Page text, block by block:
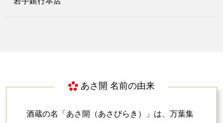
あさ開 名前の由来
酒蔵の名「あさ開（あさびらき）」は、万葉集